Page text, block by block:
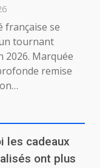
française se
tournant
2026. Marquée
remise
les cadeaux
ont plus